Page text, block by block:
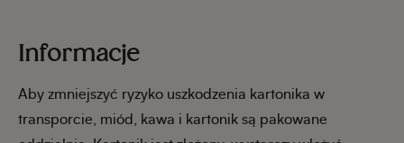
Informacje
Aby zmniejszyć ryzyko uszkodzenia kartonika w
transporcie, miód, kawa i kartonik są pakowane